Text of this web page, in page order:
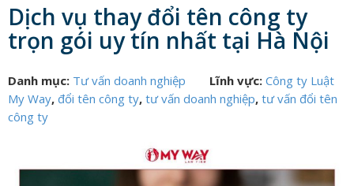
Dịch vụ thay đổi tên công ty
trọn gói uy tín nhất tại Hà Nội
Danh mục: Tư vấn doanh nghiệp Lĩnh vực: Công ty Luật
My Way, đổi tên công ty, tư vấn doanh nghiệp, tư vấn đổi tên
công ty